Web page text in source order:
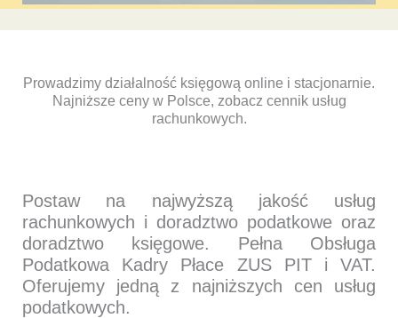
Prowadzimy działalność księgową online i stacjonarnie.
Najniższe ceny w Polsce, zobacz cennik usług
rachunkowych.
Postaw na najwyższą jakość usług
rachunkowych i doradztwo podatkowe oraz
doradztwo księgowe. Pełna Obsługa
Podatkowa Kadry Płace ZUS PIT i VAT.
Oferujemy jedną z najniższych cen usług
podatkowych.